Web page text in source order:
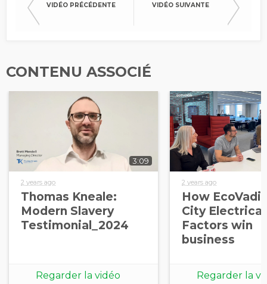
VIDÉO PRÉCÉDENTE VIDÉO SUIVANTE
CONTENU ASSOCIÉ
3:09
2 years ago
Thomas Kneale:
Modern Slavery
Testimonial_2024
Regarder la vidéo
2 years ago
How
City Electrical
Factors win
business
Regarder la